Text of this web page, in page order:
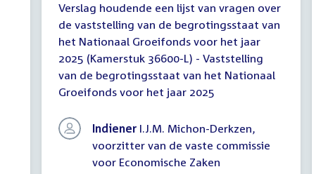
Lijst
van
vragen
Verslag houdende een lijst van vragen over
de vaststelling van de begrotingsstaat van
het Nationaal Groeifonds voor het jaar
2025 (Kamerstuk 36600-L) - Vaststelling
van de begrotingsstaat van het Nationaal
Groeifonds voor het jaar 2025
Indiener I.J.M. Michon-Derkzen,
voorzitter van de vaste commissie
voor Economische Zaken